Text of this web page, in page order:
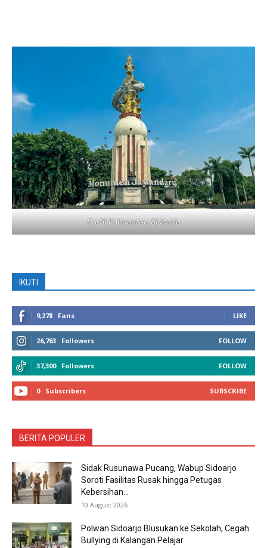
Profil Kabupaten Sidoarjo
IKUTI
9,278 Fans LIKE
26,763 Followers FOLLOW
37,300 Followers FOLLOW
0 Subscribers SUBSCRIBE
BERITA POPULER
Sidak Rusunawa Pucang, Wabup Sidoarjo
Soroti Fasilitas Rusak hingga Petugas
Kebersihan...
10 August 2026
Polwan Sidoarjo Blusukan ke Sekolah, Cegah
Bullying di Kalangan Pelajar